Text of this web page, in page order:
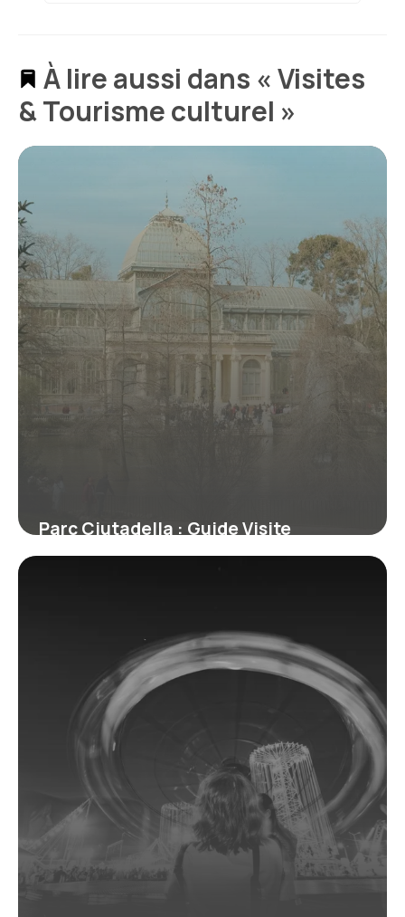
À lire aussi dans « Visites
& Tourisme culturel »
Parc Ciutadella : Guide Visite
Barcelone